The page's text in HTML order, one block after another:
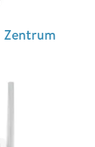
Zentrum